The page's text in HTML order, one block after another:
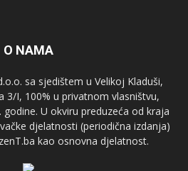
O NAMA
sa sjedištem u Velikoj Kladuši,
3/I, 100% u privatnom vlasništvu,
U okviru preduzeća od kraja
djelatnosti (periodična izdanja)
kao osnovna djelatnost.